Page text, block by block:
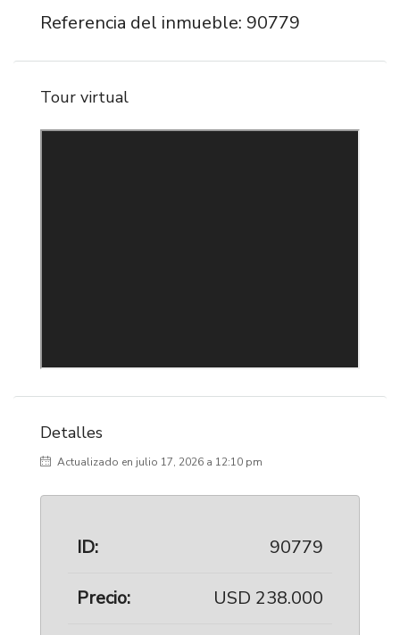
Referencia del inmueble: 90779
Tour virtual
Detalles
Actualizado en julio 17, 2026 a 12:10 pm
ID: 90779
Precio: USD 238.000